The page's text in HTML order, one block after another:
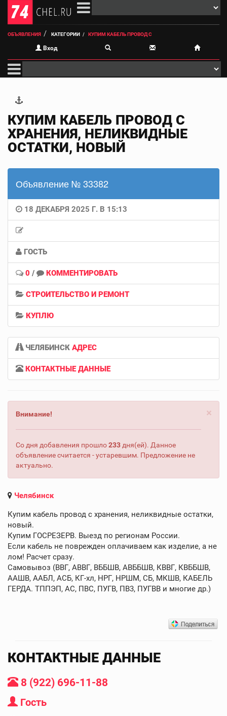
ОБЪЯВЛЕНИЯ КАТЕГОРИИ КУПИМ КАБЕЛЬ ПРОВОД С
Вход
КУПИМ КАБЕЛЬ ПРОВОД С
ХРАНЕНИЯ, НЕЛИКВИДНЫЕ
ОСТАТКИ, НОВЫЙ
Объявление № 33382
18 ДЕКАБРЯ 2025 Г. В 15:13
ГОСТЬ
0 / КОММЕНТИРОВАТЬ
СТРОИТЕЛЬСТВО И РЕМОНТ
КУПЛЮ
ЧЕЛЯБИНСК АДРЕС
КОНТАКТНЫЕ ДАННЫЕ
×
Внимание!
Со дня добавления прошло233 дня(ей). Данное
объявление считается - устаревшим. Предложение не
актуально.
Челябинск
Купим кабель провод с хранения, неликвидные остатки,
новый.
Купим ГОСРЕЗЕРВ. Выезд по регионам России.
Если кабель не поврежден оплачиваем как изделие, а не
лом! Расчет сразу.
Самовывоз (ВВГ, АВВГ, ВББШВ, АВББШВ, КВВГ, КВББШВ,
ААШВ, ААБЛ, АСБ, КГ-хл, НРГ, НРШМ, СБ, МКШВ, КАБЕЛЬ
ГЕРДА. ТППЭП, АС, ПВС, ПУГВ, ПВ3, ПУГВВ и многие др.)
КОНТАКТНЫЕ ДАННЫЕ
8 (922) 696-11-88
Гость